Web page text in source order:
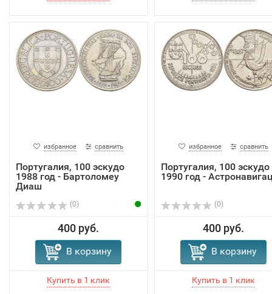
избранное сравнить
Португалия, 100 эскудо
1988 год - Бартоломеу
Диаш
(0)
400 руб.
В корзину
избранное сравнить
Португалия, 100 эскудо
1990 год -
(0)
400 руб.
В корзину